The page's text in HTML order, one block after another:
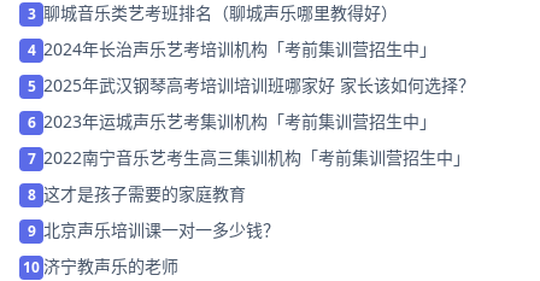
3 聊城音乐类艺考班排名（聊城声乐哪里教得好）
4 2024年长治声乐艺考培训机构「考前集训营招生中」
5 2025年武汉钢琴高考培训培训班哪家好 家长该如何选择？
6 2023年运城声乐艺考集训机构「考前集训营招生中」
7 2022南宁音乐艺考生高三集训机构「考前集训营招生中」
8 这才是孩子需要的家庭教育
9 北京声乐培训课一对一多少钱？
10 济宁教声乐的老师